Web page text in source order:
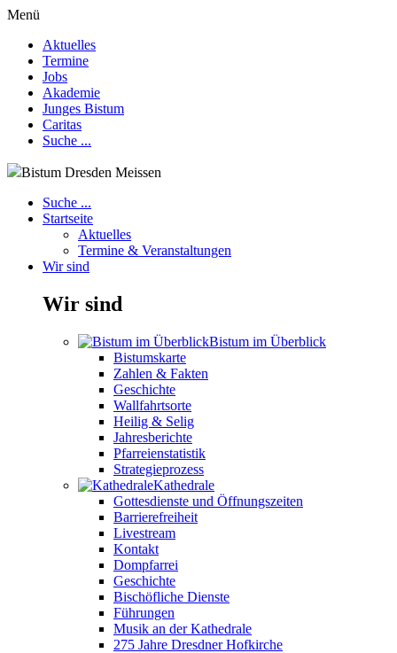
Menü
Aktuelles
Termine
Jobs
Akademie
Junges Bistum
Caritas
Suche ...
Bistum Dresden Meissen
Suche ...
Startseite
Aktuelles
Termine & Veranstaltungen
Wir sind
Wir sind
Bistum im Überblick
Bistumskarte
Zahlen & Fakten
Geschichte
Wallfahrtsorte
Heilig & Selig
Jahresberichte
Pfarreienstatistik
Strategieprozess
Kathedrale
Gottesdienste und Öffnungszeiten
Barrierefreiheit
Livestream
Kontakt
Dompfarrei
Geschichte
Bischöfliche Dienste
Führungen
Musik an der Kathedrale
275 Jahre Dresdner Hofkirche